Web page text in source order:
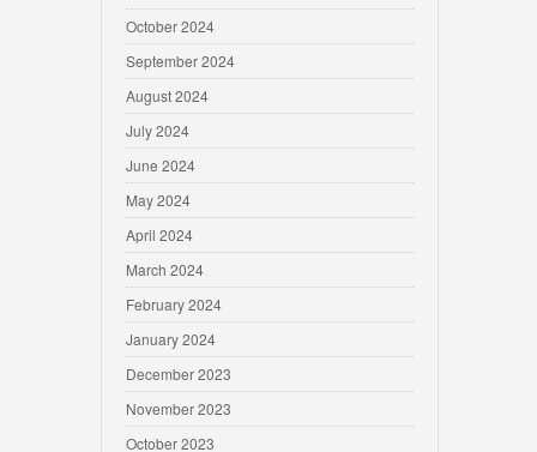
October 2024
September 2024
August 2024
July 2024
June 2024
May 2024
April 2024
March 2024
February 2024
January 2024
December 2023
November 2023
October 2023